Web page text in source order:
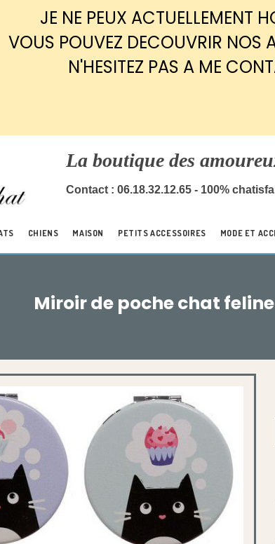
JE NE PEUX ACTUELLEMENT
VOUS POUVEZ DECOUVRIR NOS
N'HESITEZ PAS A ME
La boutique des
Contact : 06.18.32.12.65 - 100%
CHIENS MAISON PETITS ACCESSOIRES MODE ET
Miroir de poche chat